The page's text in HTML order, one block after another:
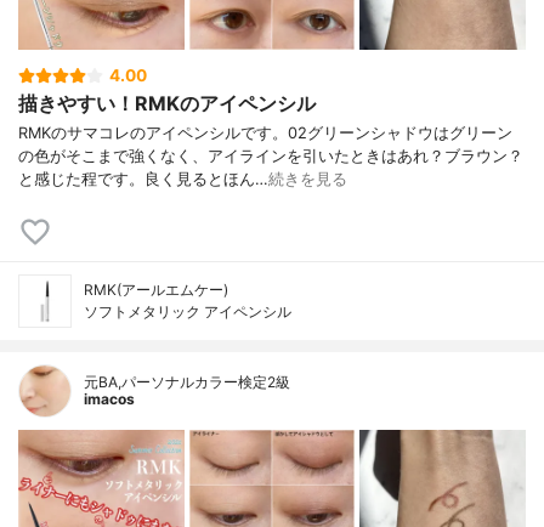
4.00
描きやすい！RMKのアイペンシル
RMKのサマコレのアイペンシルです。02グリーンシャドウはグリーン
の色がそこまで強くなく、アイラインを引いたときはあれ？ブラウン？
と感じた程です。良く見るとほん…続きを見る
RMK(アールエムケー)
ソフトメタリック アイペンシル
元BA,パーソナルカラー検定2級
imacos